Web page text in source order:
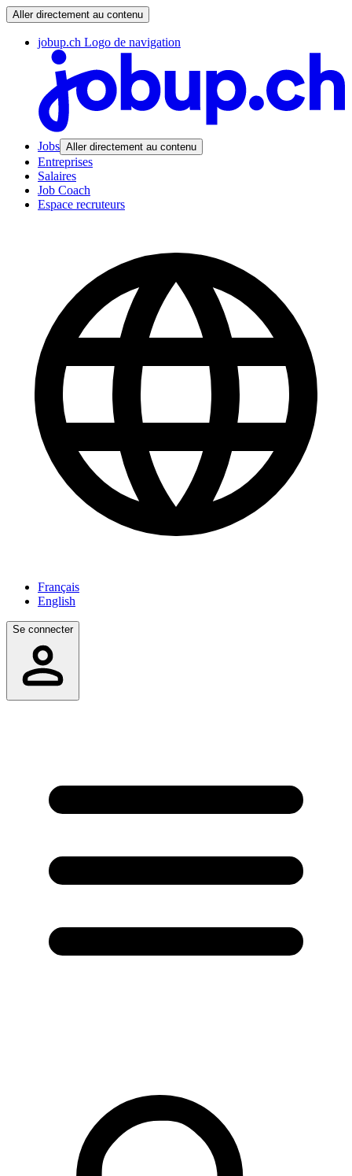
Aller directement au contenu
jobup.ch Logo de navigation
Jobs Aller directement au contenu
Entreprises
Salaires
Job Coach
Espace recruteurs
Français
English
Se connecter